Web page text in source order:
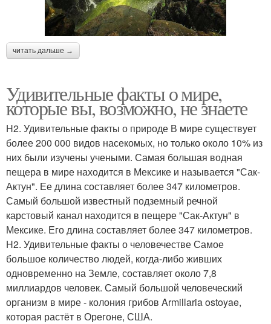
читать дальше →
Удивительные факты о мире,
которые вы, возможно, не знаете
H2. Удивительные факты о природе В мире существует
более 200 000 видов насекомых, но только около 10% из
них были изучены учеными. Самая большая водная
пещера в мире находится в Мексике и называется "Сак-
Актун". Ее длина составляет более 347 километров.
Самый большой известный подземный речной
карстовый канал находится в пещере "Сак-Актун" в
Мексике. Его длина составляет более 347 километров.
H2. Удивительные факты о человечестве Самое
большое количество людей, когда-либо живших
одновременно на Земле, составляет около 7,8
миллиардов человек. Самый большой человеческий
организм в мире - колония грибов Armillaria ostoyae,
которая растёт в Орегоне, США.